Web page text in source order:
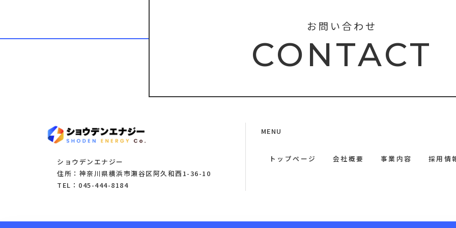
お問い合わせ
CONTACT
ショウデンエナジー
住所：神奈川県横浜市瀬谷区阿久和西1-36-10
TEL：045-444-8184
MENU
トップページ 会社概要 事業内容 採用情